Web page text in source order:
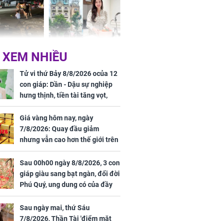
công nhân
đường đi
khu công
Thần
Đỗ Mỹ Linh hé lộ góc
bếp chill của nhà mới -
cạnh biệt thự bầu Hiển
ngày
3 con giáp
bạt ngàn,
Quý, ung
đầy nhà,
hưng thịnh
NHIỀU
Tử vi thứ Bảy 8/8/2026 ocủa 12
con giáp: Dần - Dậu sự nghiệp
hưng thịnh, tiền tài tăng vọt,
Mão - Thân công việc bất trắc,
tiền mất tật mang
Giá vàng hôm nay, ngày
7/8/2026: Quay đầu giảm
nhưng vẫn cao hơn thế giới trên
7 triệu đồng
Sau 00h00 ngày 8/8/2026, 3 con
giáp giàu sang bạt ngàn, đổi đời
Phú Quý, ung dung có của đầy
nhà, ngày càng hưng thịnh sung
túc
Sau ngày mai, thứ Sáu
7/8/2026, Thần Tài 'điểm mặt